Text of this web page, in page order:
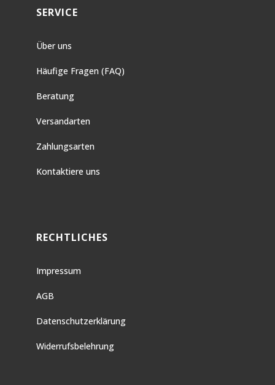
SERVICE
Über uns
Häufige Fragen (FAQ)
Beratung
Versandarten
Zahlungsarten
Kontaktiere uns
RECHTLICHES
Impressum
AGB
Datenschutzerklärung
Widerrufsbelehrung